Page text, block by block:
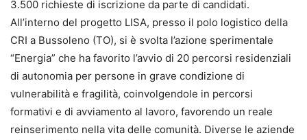
3.500 richieste di iscrizione da parte di candidati.
All’interno del progetto LISA, presso il polo logistico della
CRI a Bussoleno (TO), si è svolta l’azione sperimentale
“Energia” che ha favorito l’avvio di 20 percorsi residenziali
di autonomia per persone in grave condizione di
vulnerabilità e fragilità, coinvolgendole in percorsi
formativi e di avviamento al lavoro, favorendo un reale
reinserimento nella vita delle comunità. Diverse le aziende